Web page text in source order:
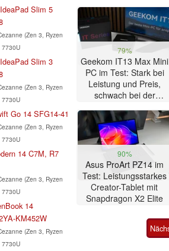
Slim 5
(Zen 3, Ryzen
7730U
Slim 3
(Zen 3, Ryzen
7730U
Go 14 SFG14-41
(Zen 3, Ryzen
7730U
14 C7M, R7
(Zen 3, Ryzen
7730U
14
KM452W
(Zen 3, Ryzen
7730U
79%
Geekom IT13 Max Mini
PC im Test: Stark bei
Leistung und Preis,
schwach bei der
90%
Asus ProArt PZ14 im
Test: Leistungsstarkes
Creator-Tablet mit
Snapdragon X2 Elite